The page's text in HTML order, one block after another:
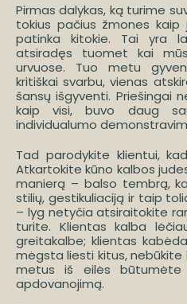
Pirmas dalykas, ką turime
tokius pačius žmones
patinka kitokie. Tai yra
atsiradęs tuomet kai
urvuose. Tuo metu
kritiškai svarbu, vienas
šansų išgyventi. Priešingai
kaip visi, buvo daug
individualumo
Tad parodykite klientui,
Atkartokite kūno kalbos
manierą – balso tembrą,
stilių, gestikuliaciją ir taip
– lyg netyčia atsiraitokite
turite. Klientas kalba
greitakalbe; klientas
mėgsta liesti kitus, nebūkite
metus iš eilės
apdovanojimą.